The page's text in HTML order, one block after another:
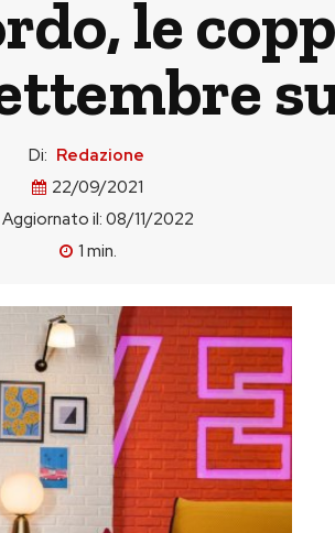
le
Di: Redazione
22/09/2021
Aggiornato il: 08/11/2022
1 min.